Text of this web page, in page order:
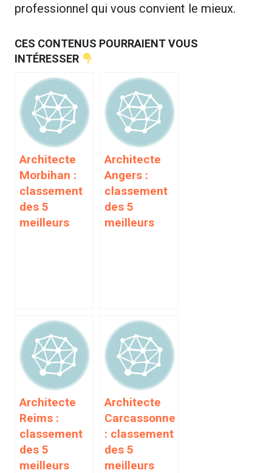
professionnel qui vous convient le mieux.
CES CONTENUS POURRAIENT VOUS
INTÉRESSER
Architecte
Morbihan :
classement
des 5
meilleurs
Architecte
Angers :
classement
des 5
meilleurs
Architecte
Reims :
classement
des 5
meilleurs
Architecte
Carcassonne
: classement
des 5
meilleurs